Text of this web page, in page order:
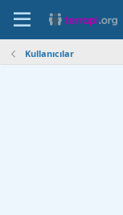
Kullanıcılar